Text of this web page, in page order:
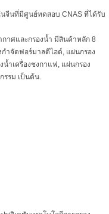
จีนที่มีศูนย์ทดสอบ CNAS ที่ได้รับ
าศและกรองน้ำ มีสินค้าหลัก 8
ำจัดฟอร์มาลดีไฮด์, แผ่นกรอง
น้ำเครื่องชงกาแฟ, แผ่นกรอง
รรม เป็นต้น.